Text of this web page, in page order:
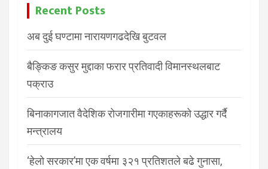
Recent Posts
अब दुई घण्टामा नारायणगढदेखि बुटवल
बैङ्किङ कसुर मुद्दाका फरार प्रतिवादी विमानस्थलबाट
पक्राउ
बिनाकागजात वैदेशिक रोजगारीमा गएकाहरूको उद्धार गर्दै
मन्त्रालय
‘हेलो सरकार’मा एक वर्षमा ३२१ प्रतिशतले बढे गुनासा,